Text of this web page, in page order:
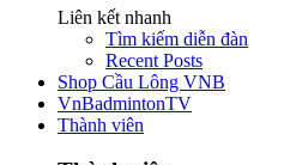
Liên kết nhanh
Tìm kiếm diễn đàn
Recent Posts
Shop Cầu Lông VNB
VnBadmintonTV
Thành viên